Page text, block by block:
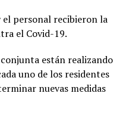
el personal recibieron la
el Covid-19.
están realizando
uno de los residentes
nuevas medidas